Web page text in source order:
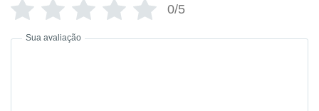
0/5
Sua avaliação